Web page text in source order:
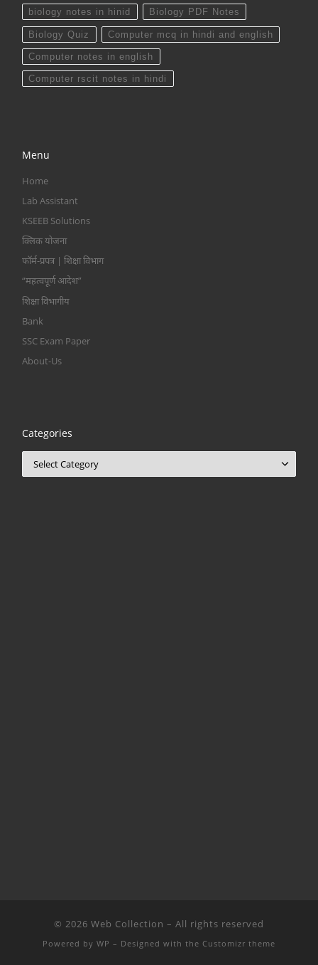
biology notes in hinid Biology PDF Notes
Biology Quiz Computer mcq in hindi and english
Computer notes in english
Computer rscit notes in hindi
Menu
Home
Lab Assistant
KSEEB Solutions
क्लिक योजना
फॉर्म-प्रपत्र | शिक्षा विभाग
“महत्वपूर्ण आदेश”
शिक्षा विभागीय
Bank
SSC Exam Paper
About-Us
Categories
© 2026 Web Collection – All rights reserved
Powered by WP – Designed with the Customizr theme